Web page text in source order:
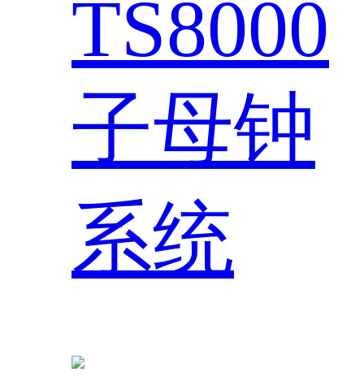
TS8000
子母钟
系统